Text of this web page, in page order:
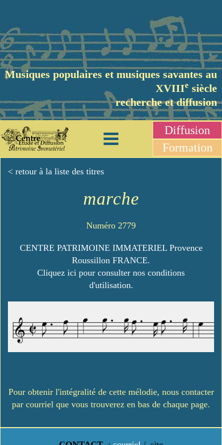
Musiques populaires et musiques savantes au
XVIIIe siècle
recherche et diffusion
Diffusion
Formation
< retour à la liste des titres
marche
Numéro 2779
CENTRE PATRIMOINE IMMATERIEL Provence
Roussillon FRANCE.
Cliquez ici pour consulter nos conditions
d'utilisation.
Pour obtenir l'intégralité de cette mélodie, nous contacter
par courriel que vous trouverez en bas de chaque page.